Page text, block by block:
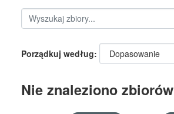
Porządkuj według
Nie znaleziono zbiorów